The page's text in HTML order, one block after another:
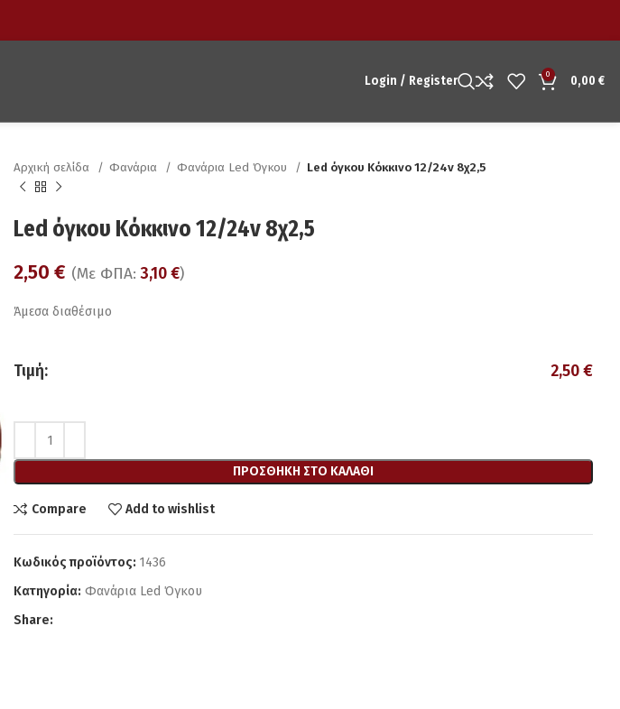
Login / Register 0 0,00 €
Αρχική σελίδα Φανάρια Φανάρια Led Όγκου Led όγκου Kόκκινο 12/24v 8χ2,5
Led όγκου Kόκκινο 12/24v 8χ2,5
2,50 € (Με ΦΠΑ:3,10€)
Άμεσα διαθέσιμο
Τιμή: 2,50€
ΠΡΟΣΘΉΚΗ ΣΤΟ ΚΑΛΆΘΙ
Compare Add to wishlist
Κωδικός προϊόντος: 1436
Κατηγορία: Φανάρια Led Όγκου
Share: